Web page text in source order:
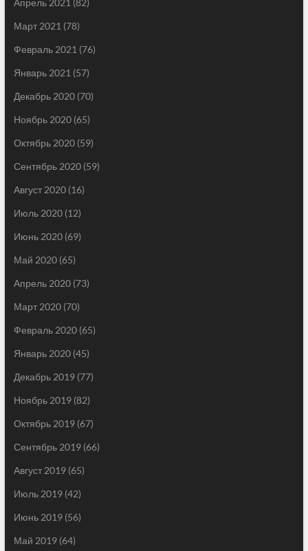
Апрель 2021 (82)
Март 2021 (78)
Февраль 2021 (76)
Январь 2021 (57)
Декабрь 2020(70)
Ноябрь 2020(65)
Октябрь 2020(59)
Сентябрь 2020(59)
Август 2020(16)
Июль 2020(12)
Июнь 2020(69)
Май 2020(65)
Апрель 2020(73)
Март 2020(70)
Февраль 2020(65)
Январь 2020(45)
Декабрь 2019(77)
Ноябрь 2019(82)
Октябрь 2019(67)
Сентябрь 2019(66)
Август 2019(65)
Июль 2019(42)
Июнь 2019(56)
Май 2019(64)